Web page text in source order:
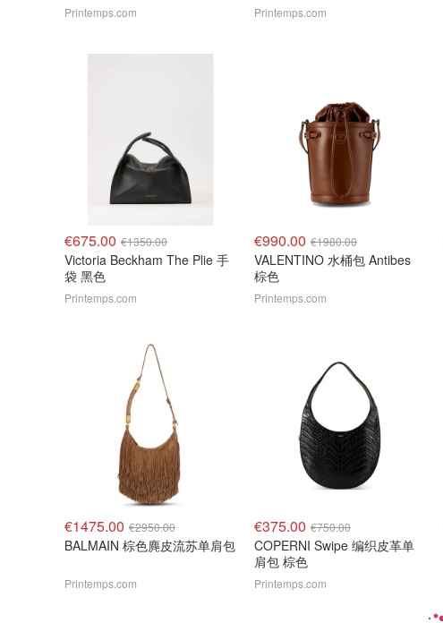
Printemps.com Printemps.com
€675.00 €1350.00
Victoria Beckham The Plie 手
袋 黑色
Printemps.com
€990.00 €1980.00
VALENTINO 水桶包 Antibes
棕色
Printemps.com
€1475.00 €2950.00
BALMAIN 棕色麂皮流苏单肩包
Printemps.com
€375.00 €750.00
COPERNI Swipe 编织皮革单
肩包 棕色
Printemps.com